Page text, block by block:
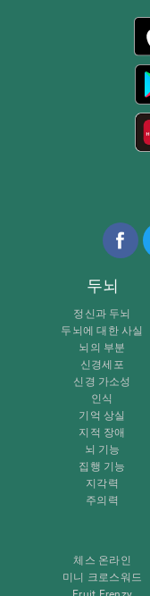
두뇌
정신과 두뇌
두뇌에 대한 사실
뇌의 부분
신경세포
신경 가소성
인식
기억 상실
지적 장애
뇌 기능
집행 기능
지각력
주의력
체스 온라인
미니 크로스워드